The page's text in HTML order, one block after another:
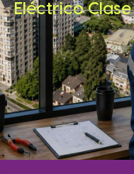
Eléctrico